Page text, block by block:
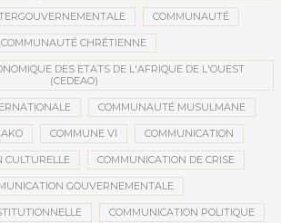
COMMUNAUTÉ
COMMUNAUTÉ CHRÉTIENNE
DES ETATS DE L'AFRIQUE DE L'OUEST
(CEDEAO)
COMMUNAUTÉ MUSULMANE
COMMUNE VI COMMUNICATION
CULTURELLE COMMUNICATION DE CRISE
GOUVERNEMENTALE
COMMUNICATION POLITIQUE